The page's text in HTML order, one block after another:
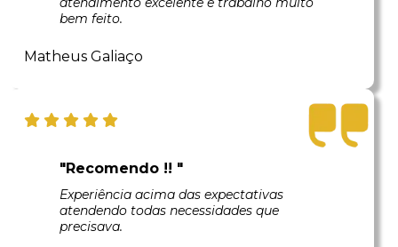
bem feito.
Matheus Galiaço
"Recomendo !! "
Experiência acima das expectativas
atendendo todas necessidades que
precisava.